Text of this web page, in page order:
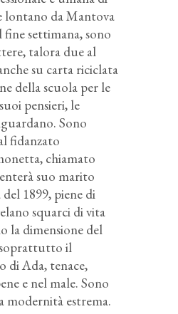
lontano da Mantova
settimana, sono
talora due al
su carta riciclata
della scuola per le
pensieri, le
Sono
fidanzato
chiamato
suo marito
1899, piene di
squarci di vita
la dimensione del
soprattutto il
di Ada, tenace,
e nel male. Sono
modernità estrema.